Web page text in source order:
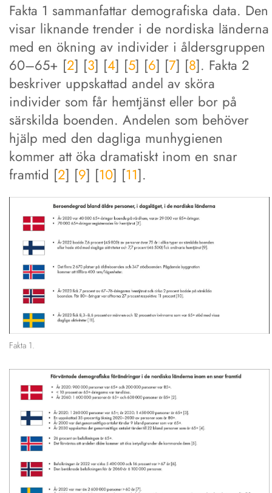
Fakta 1 sammanfattar demografiska data. Den
visar liknande trender i de nordiska länderna
med en ökning av individer i åldersgruppen
60–65+ [2] [3] [4] [5] [6] [7] [8]. Fakta 2
beskriver uppskattad andel av sköra
individer som får hemtjänst eller bor på
särskilda boenden. Andelen som behöver
hjälp med den dagliga munhygienen
kommer att öka dramatiskt inom en snar
framtid [2] [9] [10] [11].
Fakta 1.